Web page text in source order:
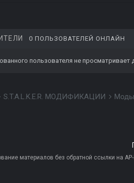
0 ПОЛЬЗОВАТЕЛЕЙ ОНЛАЙН
пользователя не просматривает
S.T.A.L.K.E.R. МОДИФИКАЦИИ
материалов без обратной ссылки на